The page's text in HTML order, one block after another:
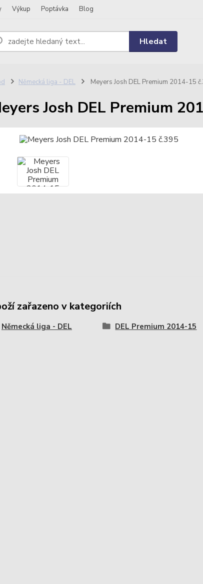
Výkup Poptávka Blog
Hledat
Německá liga - DEL Meyers Josh DEL Premium 2014-15
Josh DEL Premium
zařazeno v kategoriích
Německá liga - DEL DEL Premium 2014-15